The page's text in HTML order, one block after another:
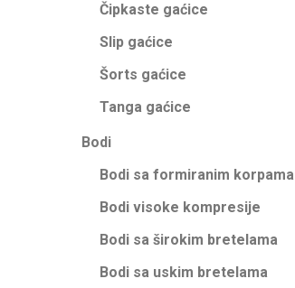
Čipkaste gaćice
Slip gaćice
Šorts gaćice
Tanga gaćice
Bodi
Bodi sa formiranim korpama
Bodi visoke kompresije
Bodi sa širokim bretelama
Bodi sa uskim bretelama